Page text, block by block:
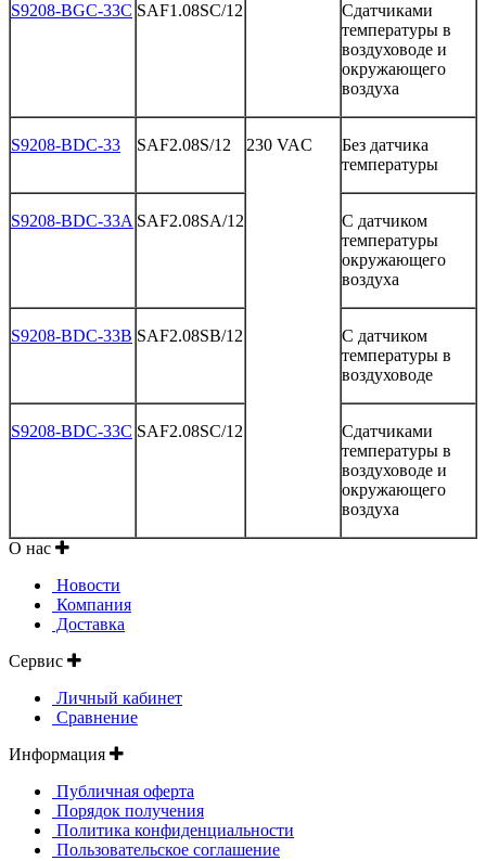
S9208-BGC-33C SAF1.08SC/12
Сдатчиками
температуры в
воздуховоде и
окружающего
воздуха
S9208-BDC-33 SAF2.08S/12 230 VAC Без датчика
температуры
S9208-BDC-33A SAF2.08SA/12 С датчиком
температуры
окружающего
воздуха
S9208-BDC-33B SAF2.08SB/12 С датчиком
температуры в
воздуховоде
S9208-BDC-33C SAF2.08SC/12
Сдатчиками
температуры в
воздуховоде и
окружающего
воздуха
О нас
Новости
Компания
Доставка
Сервис
Личный кабинет
Сравнение
Информация
Публичная оферта
Порядок получения
Политика конфиденциальности
Пользовательское соглашение